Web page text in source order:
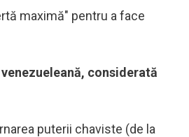
maximă" pentru a face
considerată
puterii chaviste (de la